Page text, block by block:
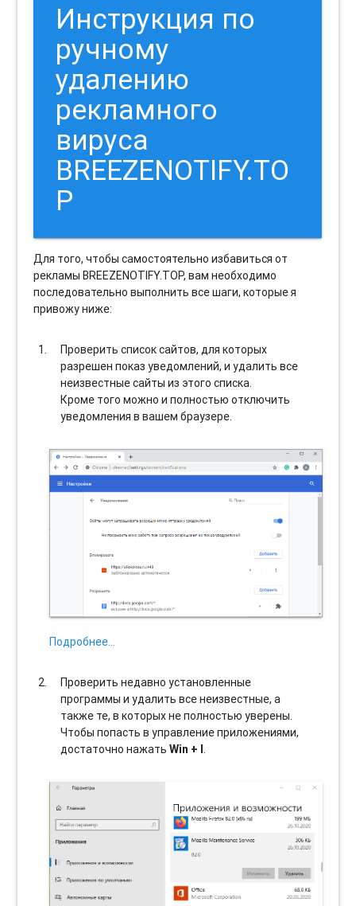
Инструкция по
ручному
удалению
рекламного
вируса
BREEZENOTIFY.TO
P
Для того, чтобы самостоятельно избавиться от
рекламы BREEZENOTIFY.TOP, вам необходимо
последовательно выполнить все шаги, которые я
привожу ниже:
Проверить список сайтов, для которых
разрешен показ уведомлений, и удалить все
неизвестные сайты из этого списка.
Кроме того можно и полностью отключить
уведомления в вашем браузере.
Подробнее…
Проверить недавно установленные
программы и удалить все неизвестные, а
также те, в которых не полностью уверены.
Чтобы попасть в управление приложениями,
достаточно нажатьWin + I.